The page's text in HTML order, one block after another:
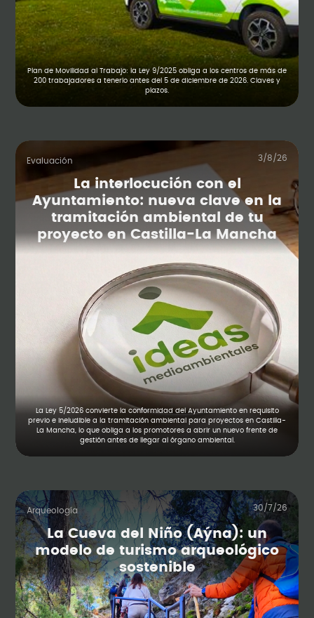
Plan de Movilidad al Trabajo: la Ley 9/2025 obliga a los centros de más de
200 trabajadores a tenerlo antes del 5 de diciembre de 2026. Claves y
plazos.
Evaluación 3/8/26
La interlocución con el
Ayuntamiento: nueva clave en la
tramitación ambiental de tu
proyecto en Castilla-La Mancha
La Ley 5/2026 convierte la conformidad del Ayuntamiento en requisito
previo e ineludible a la tramitación ambiental para proyectos en Castilla-
La Mancha, lo que obliga a los promotores a abrir un nuevo frente de
gestión antes de llegar al órgano ambiental.
Arqueología 30/7/26
La Cueva del Niño (Aýna): un
modelo de turismo arqueológico
sostenible